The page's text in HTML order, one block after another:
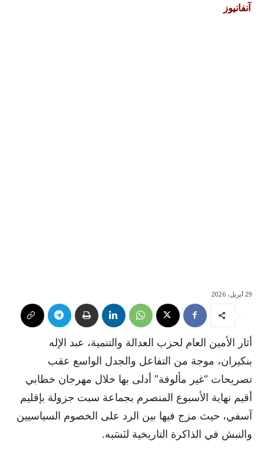
آنفانيوز
29 أبريل، 2026
أثار الأمين العام لحزب العدالة والتنمية، عبد الإله
بنكيران، موجة من التفاعل والجدل الواسع عقب
تصريحات “غير مألوفة” أدلى بها خلال مهرجان خطابي
أقيم نهاية الأسبوع المنصرم بجماعة سبت جزولة بإقليم
آسفي، حيث مزج فيها بين الرد على الخصوم السياسيين
والنبش في الذاكرة التاريخية لنَسَبه.